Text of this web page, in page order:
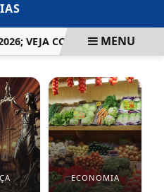
COMO CONSULTAR
MENU
ECONOMIA